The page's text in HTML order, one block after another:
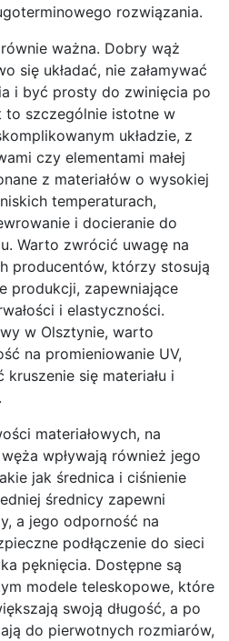
rozwiązania.
ważna. Dobry wąż
się układać, nie załamywać
i być prosty do zwinięcia po
to szczególnie istotne w
układzie, z
czy elementami małej
z materiałów o wysokiej
temperaturach,
i docieranie do
Warto zwrócić uwagę na
producentów, którzy stosują
produkcji, zapewniające
i elastyczności.
w Olsztynie, warto
na promieniowanie UV,
się materiału i
materiałowych, na
wpływają również jego
jak średnica i ciśnienie
średnicy zapewni
a jego odporność na
podłączenie do sieci
pęknięcia. Dostępne są
modele teleskopowe, które
swoją długość, a po
do pierwotnych rozmiarów,